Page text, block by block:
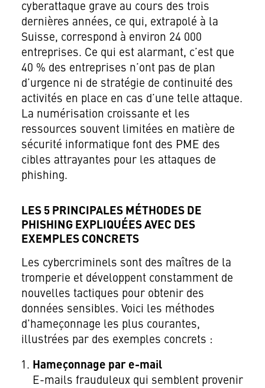
cyberattaque grave au cours des trois
dernières années, ce qui, extrapolé à la
Suisse, correspond à environ 24 000
entreprises. Ce qui est alarmant, c’est que
40 % des entreprises n’ont pas de plan
d’urgence ni de stratégie de continuité des
activités en place en cas d’une telle attaque.
La numérisation croissante et les
ressources souvent limitées en matière de
sécurité informatique font des PME des
cibles attrayantes pour les attaques de
phishing.
LES 5 PRINCIPALES MÉTHODES DE
PHISHING EXPLIQUÉES AVEC DES
EXEMPLES CONCRETS
Les cybercriminels sont des maîtres de la
tromperie et développent constamment de
nouvelles tactiques pour obtenir des
données sensibles. Voici les méthodes
d'hameçonnage les plus courantes,
illustrées par des exemples concrets :
Hameçonnage par e-mail
E-mails frauduleux qui semblent provenir